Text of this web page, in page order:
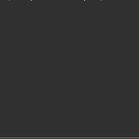
Quận Bình Thạnh, TP.